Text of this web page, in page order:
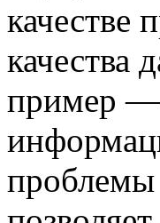
качестве
качества
пример —
проблемы